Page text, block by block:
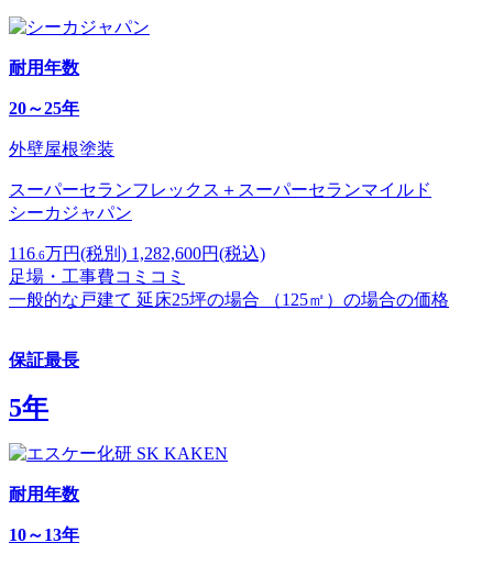
耐用年数
20～25年
外壁屋根塗装
スーパーセランフレックス＋スーパーセランマイルド
シーカジャパン
116.6万円(税別) 1,282,600円(税込)
足場・工事費コミコミ
一般的な戸建て 延床25坪の場合 （125㎡）の場合の価格
保証最長
5年
耐用年数
10～13年